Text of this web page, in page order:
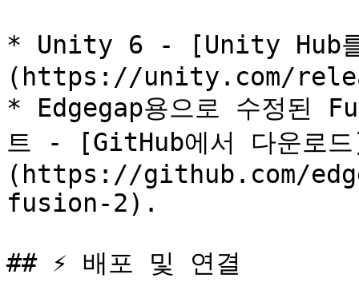
* Unity 6 - [Unity Hub를
(https://unity.com/
* Edgegap용으로 수정된
트 - [GitHub에서 다운로
(https://github.com/
fusion-2).
## ⚡ 배포 및 연결